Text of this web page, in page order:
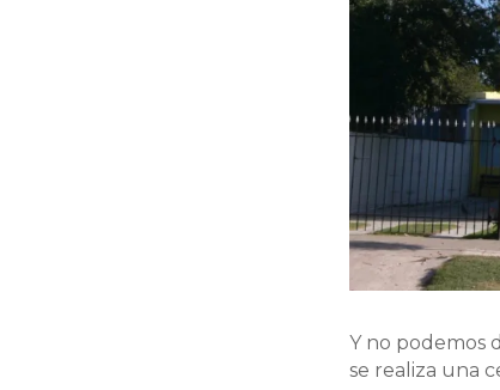
Y no podemos
se realiza una